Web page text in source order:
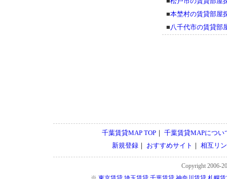
■本埜村の賃貸部屋
■八千代市の賃貸部
千葉賃貸MAP TOP｜ 千葉賃貸MAPについ
新規登録 ｜ おすすめサイト ｜ 相互リ
Copyright 2006-